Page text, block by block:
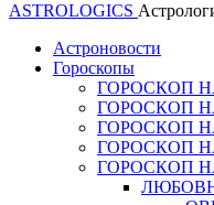
ASTROLOGICS
Астроновости
Гороскопы
ГОРОСКОП
ГОРОСКОП
ГОРОСКОП
ГОРОСКОП
ГОРОСКОП